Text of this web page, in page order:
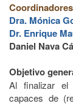
Dra. Mónica
Dr. Enrique
Daniel Nava
Objetivo
Al finalizar el
capaces de